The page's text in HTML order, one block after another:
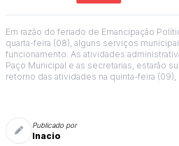
Em razão do feriado de Emancipação
quarta-feira (08), alguns serviços
funcionamento. As atividades
Paço Municipal e as secretarias, estarão
retorno das atividades na quinta-feira (09),
Publicado por
Inacio